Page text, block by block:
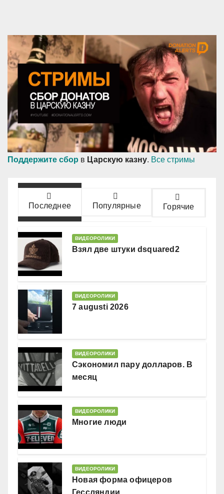
Поддержите сбор в Царскую казну. Все стримы
Последнее Популярные Горячие
ВИДЕОРОЛИКИ
Взял две штуки dsquared2
ВИДЕОРОЛИКИ
7 augusti 2026
ВИДЕОРОЛИКИ
Сэкономил пару долларов. В
месяц
ВИДЕОРОЛИКИ
Многие люди
ВИДЕОРОЛИКИ
Новая форма офицеров
Гессляндии